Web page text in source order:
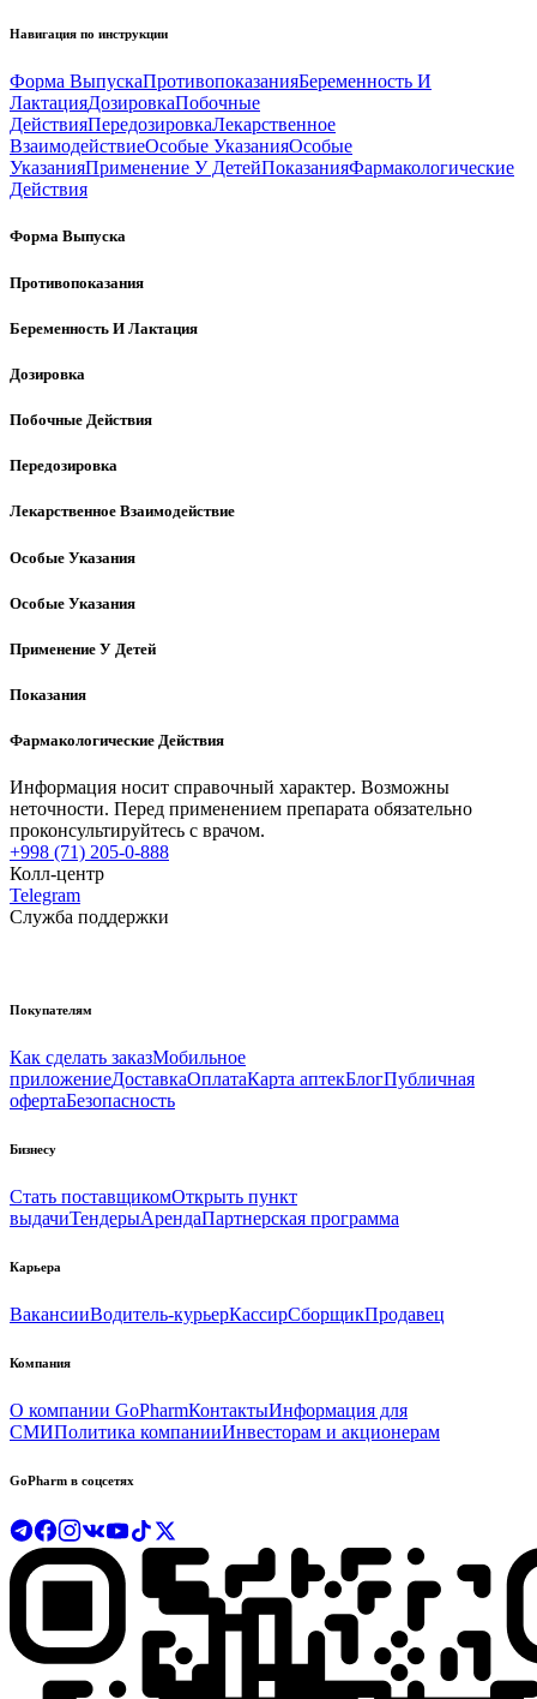
Навигация по инструкции
Форма ВыпускаПротивопоказанияБеременность И
ЛактацияДозировкаПобочные
ДействияПередозировкаЛекарственное
ВзаимодействиеОсобые УказанияОсобые
УказанияПрименение У ДетейПоказанияФармакологические
Действия
Форма Выпуска
Противопоказания
Беременность И Лактация
Дозировка
Побочные Действия
Передозировка
Лекарственное Взаимодействие
Особые Указания
Особые Указания
Применение У Детей
Показания
Фармакологические Действия
Информация носит справочный характер. Возможны
неточности. Перед применением препарата обязательно
проконсультируйтесь с врачом.
+998 (71) 205-0-888
Колл-центр
Telegram
Служба поддержки
Покупателям
Как сделать заказМобильное
приложениеДоставкаОплатаКарта аптекБлогПубличная
офертаБезопасность
Бизнесу
Стать поставщикомОткрыть пункт
выдачиТендерыАрендаПартнерская программа
Карьера
ВакансииВодитель-курьерКассирСборщикПродавец
Компания
О компании GoPharmКонтактыИнформация для
СМИПолитика компанииИнвесторам и акционерам
GoPharm в соцсетях